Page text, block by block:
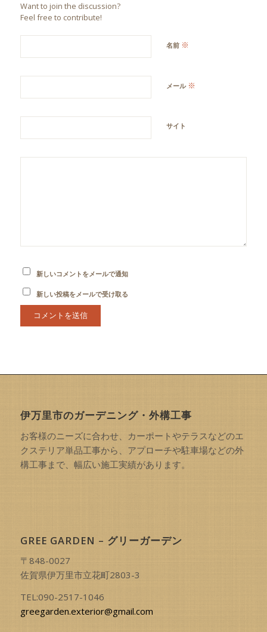
Want to join the discussion?
Feel free to contribute!
名前 ※
メール ※
サイト
新しいコメントをメールで通知
新しい投稿をメールで受け取る
伊万里市のガーデニング・外構工事
お客様のニーズに合わせ、カーポートやテラスなどのエ
クステリア単品工事から、アプローチや駐車場などの外
構工事まで、幅広い施工実績があります。
GREE GARDEN – グリーガーデン
〒848-0027
佐賀県伊万里市立花町2803-3
TEL:090-2517-1046
greegarden.exterior@gmail.com